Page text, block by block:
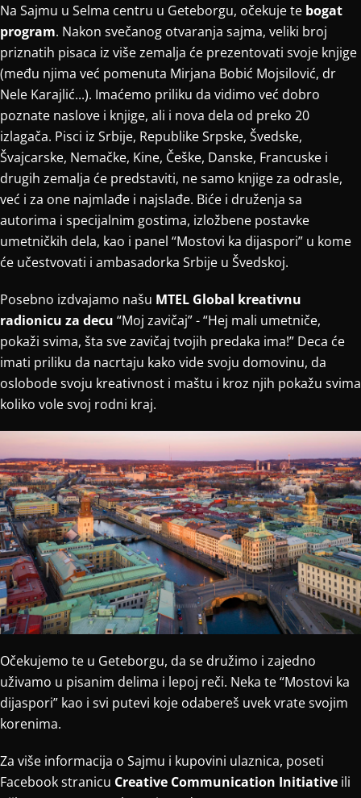
Na Sajmu u Selma centru u Geteborgu, očekuje te bogat
program. Nakon svečanog otvaranja sajma, veliki broj
priznatih pisaca iz više zemalja će prezentovati svoje knjige
(među njima već pomenuta Mirjana Bobić Mojsilović, dr
Nele Karajlić...). Imaćemo priliku da vidimo već dobro
poznate naslove i knjige, ali i nova dela od preko 20
izlagača. Pisci iz Srbije, Republike Srpske, Švedske,
Švajcarske, Nemačke, Kine, Češke, Danske, Francuske i
drugih zemalja će predstaviti, ne samo knjige za odrasle,
već i za one najmlađe i najslađe. Biće i druženja sa
autorima i specijalnim gostima, izložbene postavke
umetničkih dela, kao i panel “Mostovi ka dijaspori” u kome
će učestvovati i ambasadorka Srbije u Švedskoj.
Posebno izdvajamo našu MTEL Global kreativnu
radionicu za decu “Moj zavičaj” - “Hej mali umetniče,
pokaži svima, šta sve zavičaj tvojih predaka ima!” Deca će
imati priliku da nacrtaju kako vide svoju domovinu, da
oslobode svoju kreativnost i maštu i kroz njih pokažu svima
koliko vole svoj rodni kraj.
Očekujemo te u Geteborgu, da se družimo i zajedno
uživamo u pisanim delima i lepoj reči. Neka te “Mostovi ka
dijaspori” kao i svi putevi koje odabereš uvek vrate svojim
korenima.
Za više informacija o Sajmu i kupovini ulaznica, poseti
Facebook stranicu Creative Communication Initiative ili